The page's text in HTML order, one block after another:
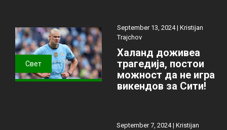
Свет
September 13, 2024 | Kristijan
Trajchov
Халанд доживеа
трагедија, постои
можност да не игра
викендов за Сити!
September 7, 2024 | Kristijan